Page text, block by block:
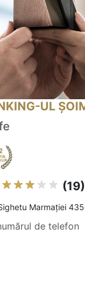
UL
(19)
Marmației
de telefon